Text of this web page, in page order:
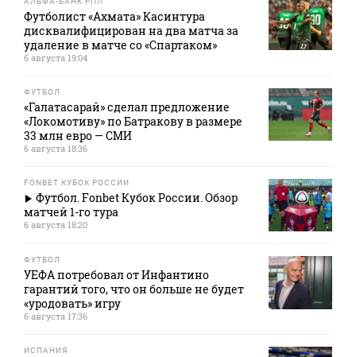
Футболист «Ахмата» Касинтура
дисквалифицирован на два матча за
удаление в матче со «Спартаком»
6 августа 19:04
ФУТБОЛ
«Галатасарай» сделал предложение
«Локомотиву» по Батракову в размере
33 млн евро — СМИ
6 августа 18:36
FONBET КУБОК РОССИИ
Футбол. Fonbet Кубок России. Обзор
матчей 1-го тура
6 августа 18:20
ФУТБОЛ
УЕФА потребовал от Инфантино
гарантий того, что он больше не будет
«уродовать» игру
6 августа 17:36
ИСПАНИЯ